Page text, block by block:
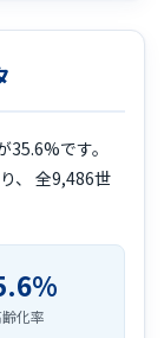
です。
、 全9,486世
化率